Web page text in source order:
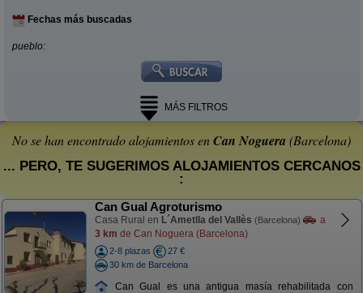
Fechas más buscadas
pueblo:
MÁS FILTROS
No se han encontrado alojamientos enCan Noguera (Barcelona)
... PERO, TE SUGERIMOS ALOJAMIENTOS CERCANOS
:
Can Gual Agroturismo
Casa Rural en L´Ametlla del Vallès (Barcelona)
a
3 km de Can Noguera (Barcelona)
2-8 plazas
27 €
30 km de Barcelona
Can Gual es una antigua masía rehabilitada con